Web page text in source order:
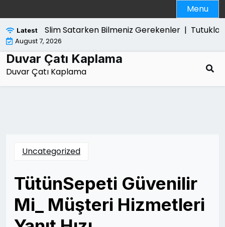
to
content
Menu
Latest
Ps5 Slim Satarken Bilmeniz Gerekenler |
August 7, 2026
Duvar Çatı Kaplama
Duvar Çatı Kaplama
Uncategorized
TütünSepeti Güvenilir
Mi_ Müşteri Hizmetleri